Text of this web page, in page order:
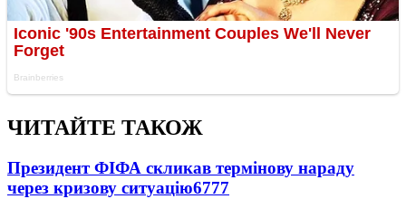
ЧИТАЙТЕ ТАКОЖ
Президент ФІФА скликав термінову нараду
через кризову ситуацію6777